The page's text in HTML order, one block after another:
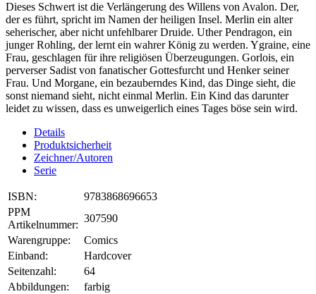
Dieses Schwert ist die Verlängerung des Willens von Avalon. Der,
der es führt, spricht im Namen der heiligen Insel. Merlin ein alter
seherischer, aber nicht unfehlbarer Druide. Uther Pendragon, ein
junger Rohling, der lernt ein wahrer König zu werden. Ygraine, eine
Frau, geschlagen für ihre religiösen Überzeugungen. Gorlois, ein
perverser Sadist von fanatischer Gottesfurcht und Henker seiner
Frau. Und Morgane, ein bezauberndes Kind, das Dinge sieht, die
sonst niemand sieht, nicht einmal Merlin. Ein Kind das darunter
leidet zu wissen, dass es unweigerlich eines Tages böse sein wird.
Details
Produktsicherheit
Zeichner/Autoren
Serie
ISBN:
9783868696653
PPM
Artikelnummer:
307590
Warengruppe:
Comics
Einband:
Hardcover
Seitenzahl:
64
Abbildungen:
farbig